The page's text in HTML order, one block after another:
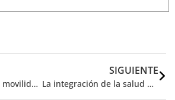
Forética destaca la movilidad sostenible como clave en la transformación hacia ciudades climáticamente neutras
SIGUIENTE
La integración de la salud mental, clave en la estrategia de sostenibilidad de las empresas